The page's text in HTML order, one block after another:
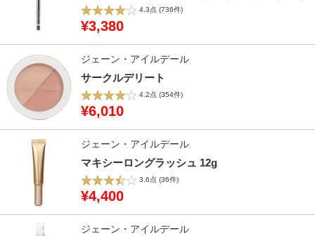
4.3点 (736件)
¥3,380
ジェーン・アイルデール
サークルデリート
4.2点 (354件)
¥6,010
ジェーン・アイルデール
マキシーロングラッシュ 12g
3.6点 (36件)
¥4,400
ジェーン・アイルデール